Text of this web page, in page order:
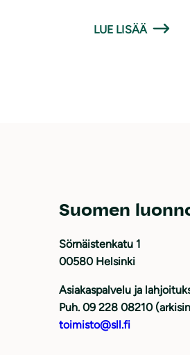
LUE LISÄÄ
Suomen
Sörnäistenkatu 1
00580 Helsinki
Asiakaspalvelu ja
Puh. 09 228 08210
toimisto@sll.fi